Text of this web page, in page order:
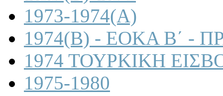
1973-1974(A)
1974(B) - ΕΟΚΑ Β΄ -
1974 ΤΟΥΡΚΙΚΗ
1975-1980